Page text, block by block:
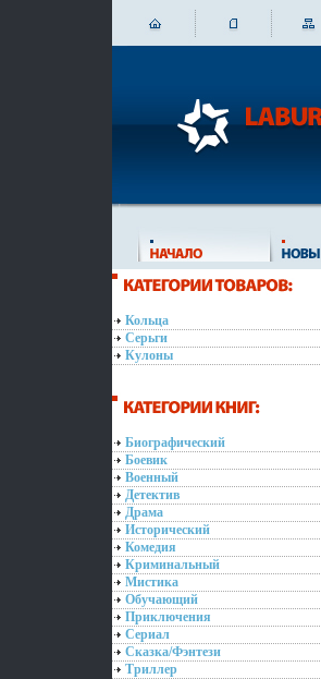
Кольца
Серьги
Кулоны
Биографический
Боевик
Военный
Детектив
Драма
Исторический
Комедия
Криминальный
Мистика
Обучающий
Приключения
Сериал
Сказка/Фэнтези
Триллер